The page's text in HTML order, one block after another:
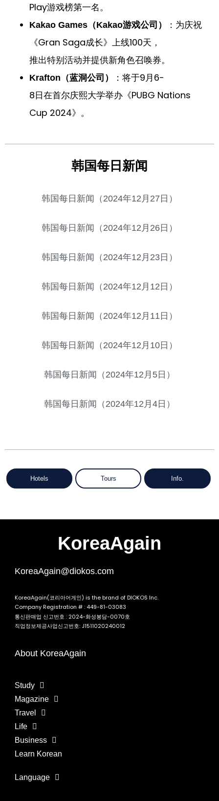
Play游戏榜第一名。
Kakao Games（Kakao游戏公司）
：为庆祝
《Gran Saga成长》上线100天，
推出特别活动并提供新角色召唤券。
Krafton（蓝洞公司）
：将于9月6-
8日在首尔庆熙大学举办《PUBG Nations
Cup 2024》。
韩国每日新闻
韩国每日新闻（2024年12月27日）
韩国每日新闻（2024年12月26日）
韩国每日新闻（2024年12月23日）
韩国每日新闻（2024年12月12日）
韩国每日新闻（2024年12月11日）
韩国每日新闻（2024年12月10日）
韩国每日新闻（2024年12月5日）
韩国每日新闻（2024年12月4日）
Hotels Tours Info.
KoreaAgain
KoreaAgain@diokos.com
KoreaAgain(코리아어게인) is the brand of DIOKOS Inc.
Company Registration # : 449-81-03083
통신판매업 신고번호 : 2024-화성봉담-0070호
직업정보제공사업신고번호: J1511020240012
About KoreaAgain
Study
Magazine
Travel
Life
Business
Learn Korean
Language